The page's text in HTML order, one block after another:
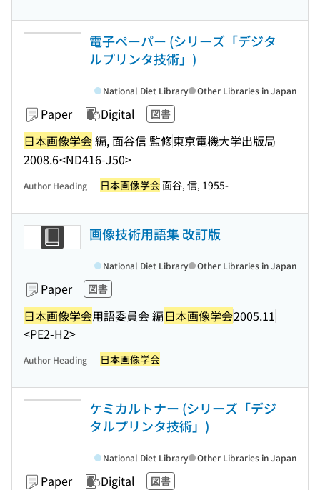
電子ペーパー (シリーズ「デジタ
ルプリンタ技術」)
Paper Digital 図書
日本画像学会編, 面谷信 監修東京電機大学出版局
2008.6<ND416-J50>
National Diet Library Other Libraries in Japan
Author Heading 日本画像学会面谷, 信, 1955-
画像技術用語集 改訂版
Paper 図書
日本画像学会用語委員会 編日本画像学会2005.11
<PE2-H2>
National Diet Library Other Libraries in Japan
Author Heading 日本画像学会
ケミカルトナー (シリーズ「デジ
タルプリンタ技術」)
Paper Digital 図書
National Diet Library Other Libraries in Japan